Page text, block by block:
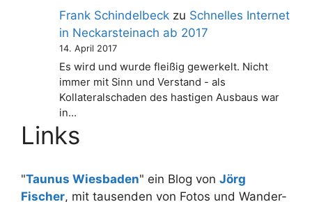
Frank Schindelbeck zu Schnelles Internet
in Neckarsteinach ab 2017
14. April 2017
Es wird und wurde fleißig gewerkelt. Nicht
immer mit Sinn und Verstand - als
Kollateralschaden des hastigen Ausbaus war
in…
Links
"Taunus Wiesbaden" ein Blog von Jörg
Fischer, mit tausenden von Fotos und Wander-